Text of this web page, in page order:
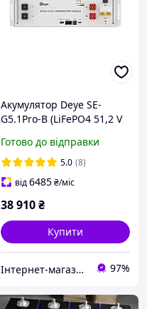
Акумулятор Deye SE-
G5.1Pro-B (LiFePO4 51,2 V
Готово до відправки
5.0 (8)
від6485₴/міс
38 910₴
Купити
Інтернет-магазин "Цифродім" 97%